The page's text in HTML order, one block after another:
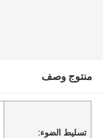
منتوج وصف
تسليط الضوء: